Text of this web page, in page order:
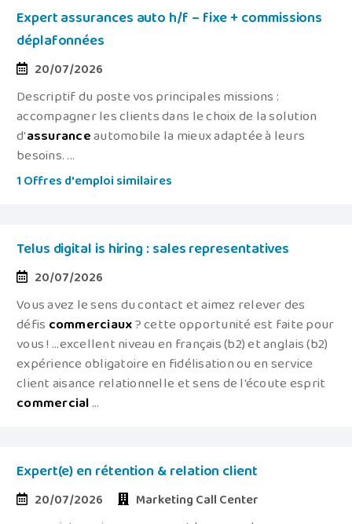
Expert assurances auto h/f – fixe + commissions
déplafonnées
20/07/2026
Descriptif du poste vos principales missions :
accompagner les clients dans le choix de la solution
d'assuranceautomobile la mieux adaptée à leurs
besoins. ...
1 Offres d'emploi similaires
Telus digital is hiring : sales representatives
20/07/2026
Vous avez le sens du contact et aimez relever des
défis commerciaux? cette opportunité est faite pour
vous ! ...excellent niveau en français (b2) et anglais (b2)
expérience obligatoire en fidélisation ou en service
client aisance relationnelle et sens de l'écoute esprit
commercial...
Expert(e) en rétention & relation client
20/07/2026 Marketing Call Center